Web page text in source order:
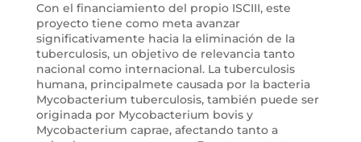
Con el financiamiento del propio ISCIII, este
proyecto tiene como meta avanzar
significativamente hacia la eliminación de la
tuberculosis, un objetivo de relevancia tanto
nacional como internacional. La tuberculosis
humana, principalmete causada por la bacteria
Mycobacterium tuberculosis, también puede ser
originada por Mycobacterium bovis y
Mycobacterium caprae, afectando tanto a